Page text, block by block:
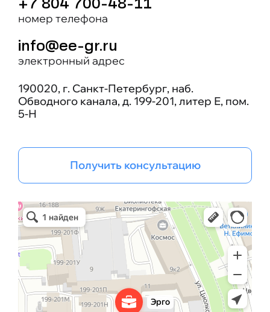
+7 804 700-48-11
номер телефона
info@ee-gr.ru
электронный адрес
190020, г. Санкт-Петербург, наб.
Обводного канала, д. 199-201, литер Е, пом.
5-Н
Получить консультацию
Эрго Инжиниринг групп
Бизнес-консалтинг в Санкт‑Петербурге
Проектная организация в Санкт‑Петербурге